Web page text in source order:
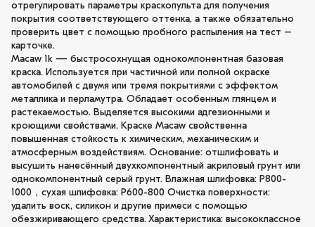
отрегулировать параметры краскопульта для получения
покрытия соответствующего оттенка, а также обязательно
проверить цвет с помощью пробного распыления на тест –
карточке.
Macaw 1k — быстросохнущая однокомпонентная базовая
краска. Используется при частичной или полной окраске
автомобилей с двумя или тремя покрытиями с эффектом
металлика и перламутра. Обладает особенным глянцем и
растекаемостью. Выделяется высокими адгезионными и
кроющими свойствами. Краске Macaw свойственна
повышенная стойкость к химическим, механическим и
атмосферным воздействиям. Основание: отшлифовать и
высушить нанесённый двухкомпонентный акриловый грунт или
однокомпонентный серый грунт. Влажная шлифовка: P800-
1000，сухая шлифовка: P600-800 Очистка поверхности:
удалить воск, силикон и другие примеси с помощью
обезжиривающего средства. Характеристика: высококлассное